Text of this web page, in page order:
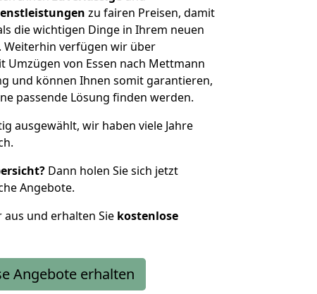
zu fairen Preisen, damit
die wichtigen Dinge in Ihrem neuen
Weiterhin verfügen wir über
von Essen nach Mettmann
und können Ihnen somit garantieren,
passende Lösung finden werden.
ausgewählt, wir haben viele Jahre
Dann holen Sie sich jetzt
Angebote.
aus und erhalten Sie kostenlose
Angebote erhalten